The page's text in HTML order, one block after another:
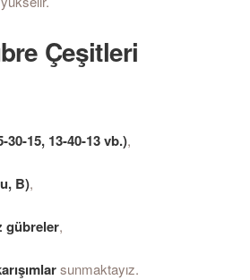
Çeşitleri
15, 13-40-13 vb.),
B),
gübreler,
sunmaktayız.